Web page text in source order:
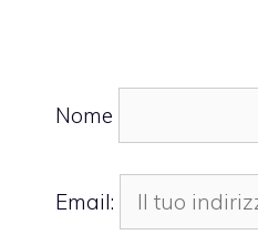
Nome
Email: